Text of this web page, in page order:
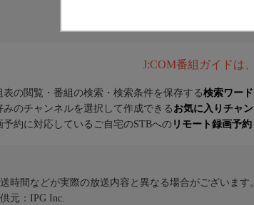
J:COM番組ガイドは
表の閲覧・番組の検索・検索条件を保存する検索ワー
みのチャンネルを選択して作成できる お気に入りチャ
予約に対応しているご自宅のSTBへの リモート録画予約
時間などが実際の放送内容と異なる場合がございます。
元：IPG Inc.